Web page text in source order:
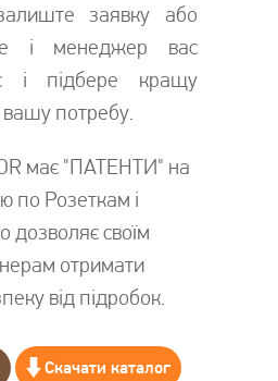
заявку або
і менеджер вас
і підбере кращу
вашу потребу.
має "ПАТЕНТИ" на
по Розеткам і
своїм
отримати
від підробок.
Скачати каталог